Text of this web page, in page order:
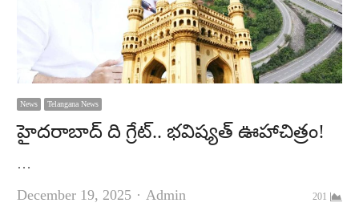
News Telangana News
హైదరాబాద్‌ ది గ్రేట్‌.. భవిష్యత్‌ ఊహాచిత్రం!
…
December 19, 2025
Author
Admin 201